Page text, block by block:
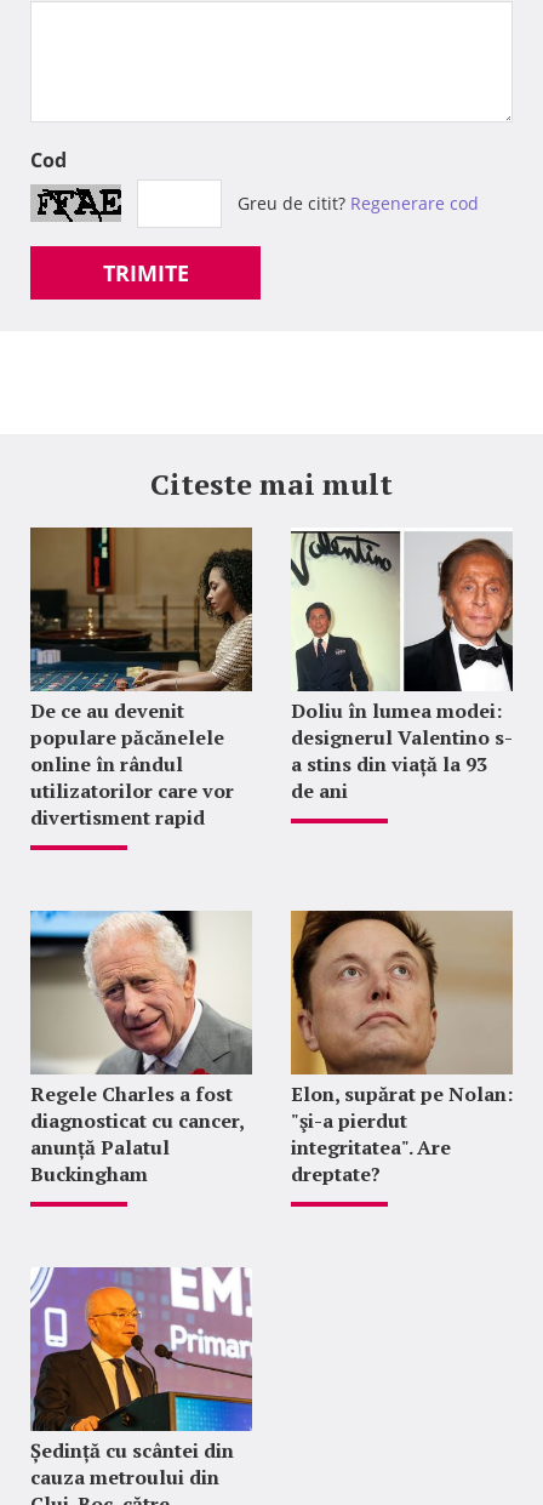
Cod
Greu de citit? Regenerare cod
TRIMITE
Citeste mai mult
De ce au devenit
populare păcănelele
online în rândul
utilizatorilor care vor
divertisment rapid
Doliu în lumea modei:
designerul Valentino s-
a stins din viață la 93
de ani
Regele Charles a fost
diagnosticat cu cancer,
anunță Palatul
Buckingham
Elon, supărat pe Nolan:
"şi-a pierdut
integritatea". Are
dreptate?
Ședință cu scântei din
cauza metroului din